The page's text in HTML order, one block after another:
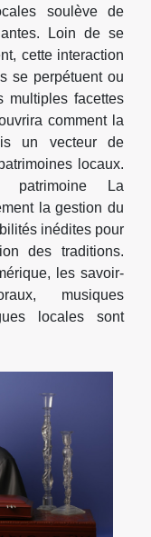
soulève de
Loin de se
cette interaction
se perpétuent ou
multiples facettes
comment la
un vecteur de
locaux.
patrimoine La
la gestion du
inédites pour
des traditions.
les savoir-
musiques
locales sont